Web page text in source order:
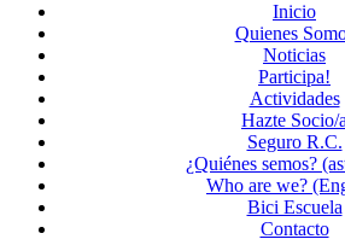
Inicio
Quienes
Noticias
Participa!
Actividades
Hazte Socio/
Seguro R.C.
¿Quiénes semos?
Who are we?
Bici Escuela
Contacto